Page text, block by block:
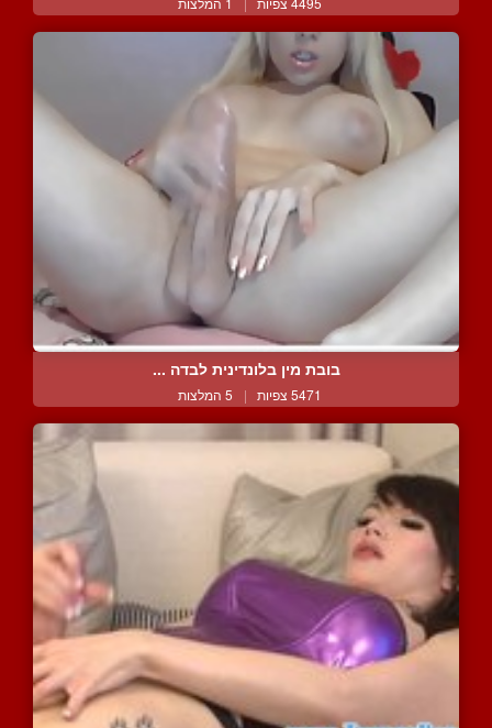
בובת מין בלונדינית לבדה ...
5471 צפיות | 5 המלצות